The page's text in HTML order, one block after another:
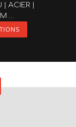
| ACIER |
…